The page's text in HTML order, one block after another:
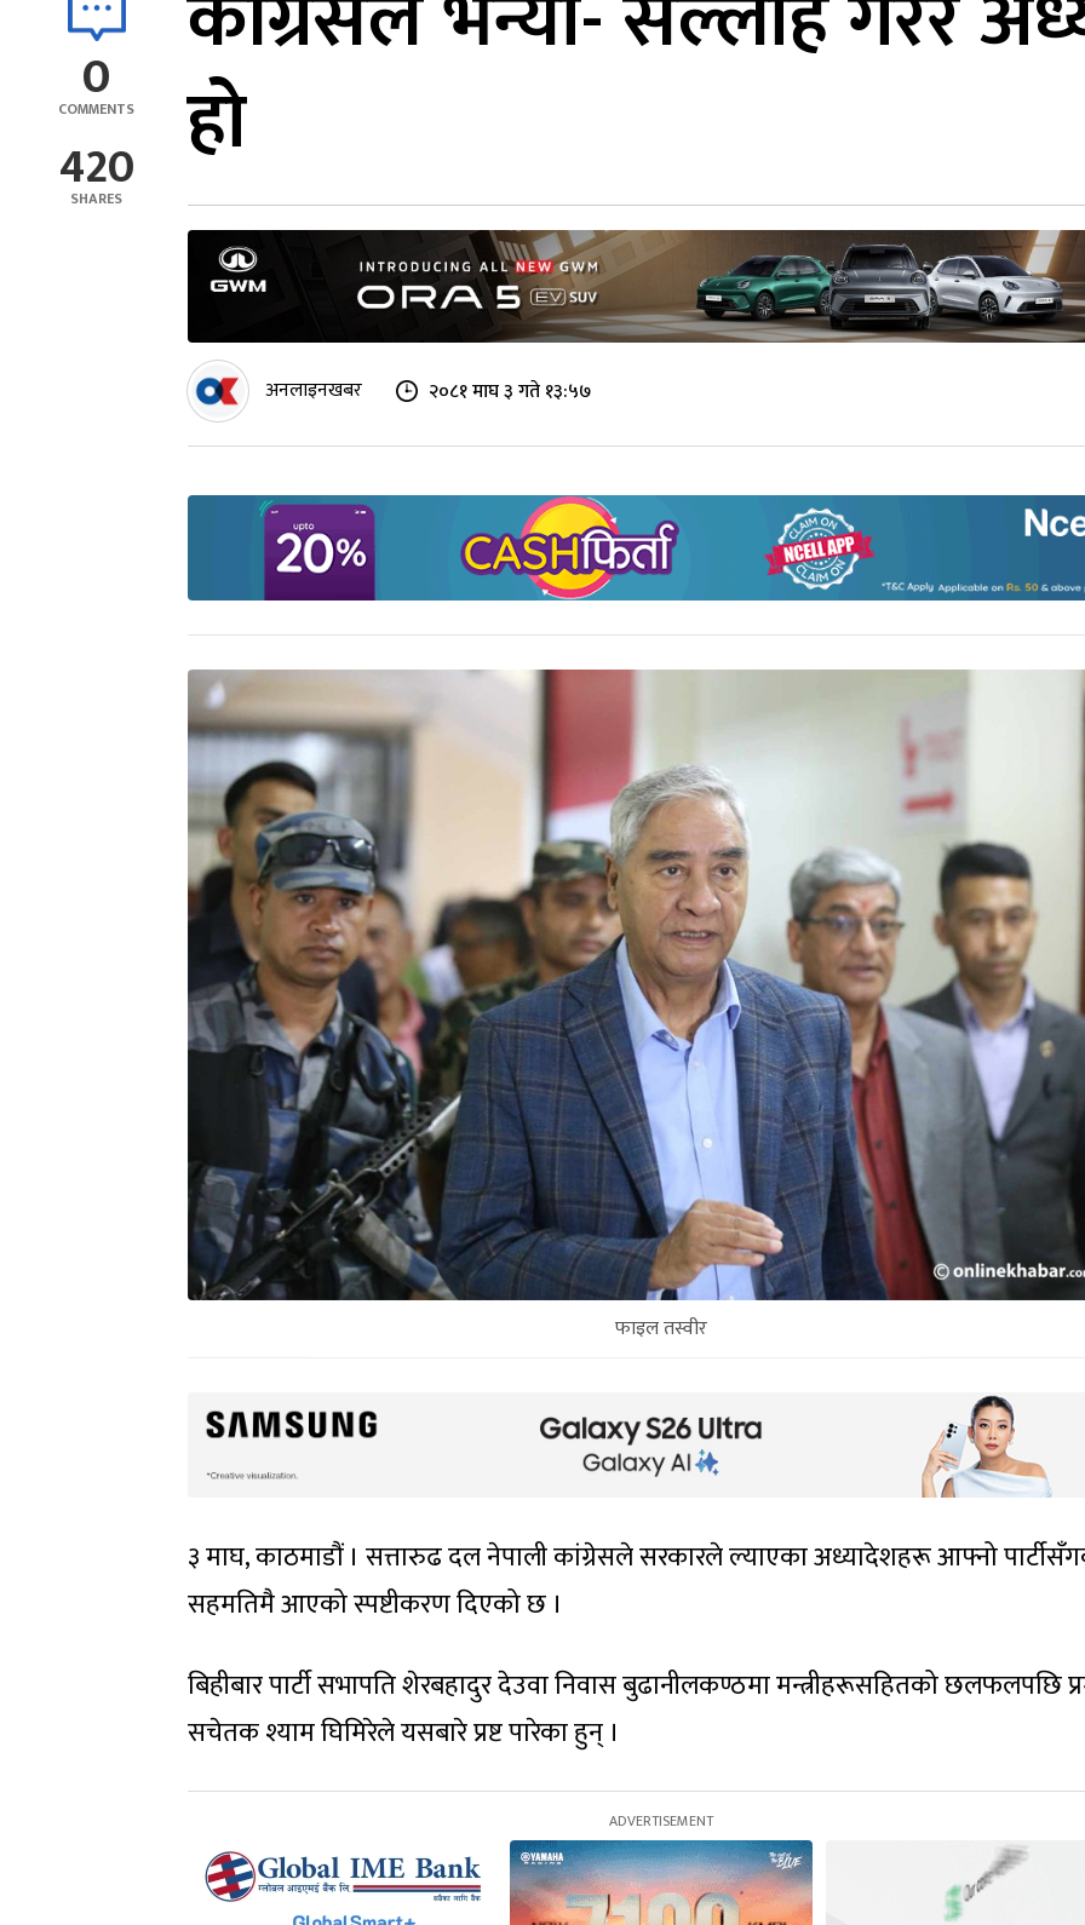
0
COMMENTS
420
SHARES
हो
अनलाइनखबर २०८१ माघ ३ गते १३:५७
फाइल तस्वीर
३ माघ, काठमाडौं । सत्तारुढ दल नेपाली कांग्रेसले सरकारले ल्याएका अध्यादेशहरू आफ्नो
सहमतिमै आएको स्पष्टीकरण दिएको छ ।
बिहीबार पार्टी सभापति शेरबहादुर देउवा निवास बुढानीलकण्ठमा मन्त्रीहरूसहितको छलफलपछि
सचेतक श्याम घिमिरेले यसबारे प्रष्ट पारेका हुन् ।